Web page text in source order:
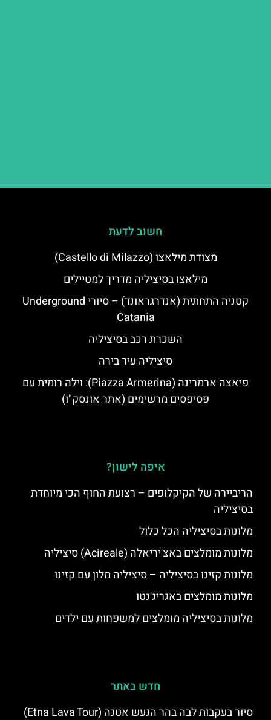
חשוב לדעת
מצודת מילאצו (Castello di Milazzo)
מילאצו בסיציליה מדריך למטיילים
קטניה התחתית (אנדרגראונד) – סיורי Underground
Catania
השכרת רכב בסיציליה
סיציליה עיר בירה
פיאצה ארמרינה (Piazza Armerina): וילה רומית עם
פסיפסים מרשימים (אתר אונסק"ו)
איפה לישון?
הריביירה של הקיקלופים – רצועת החוף הכי מיוחדת
בסיציליה
מלונות בסיציליה הכל כלול
מלונות מומלצים באצ'יריאלה (Acireale) סיציליה
מלונות קזינו בסיציליה – סיציליה מלון עם קזינו
מלונות מומלצים באגריג'נטו
מלונות בסיציליה מומלצים למשפחות עם ילדים
חדש באתר
סיור בעקבות לבה בהר הגעש אטנה (Etna Lava Tour)